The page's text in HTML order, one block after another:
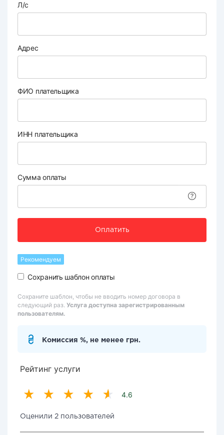
Л/с
Адрес
ФИО плательщика
ИНН плательщика
Сумма оплаты
Оплатить
Рекомендуем
Сохранить шаблон оплаты
Сохраните шаблон, чтобы не вводить номер договора в
следующий раз. Услуга доступна зарегистрированным
пользователям.
Комиссия %, не менее грн.
Рейтинг услуги
4.6
Оценили 2 пользователей